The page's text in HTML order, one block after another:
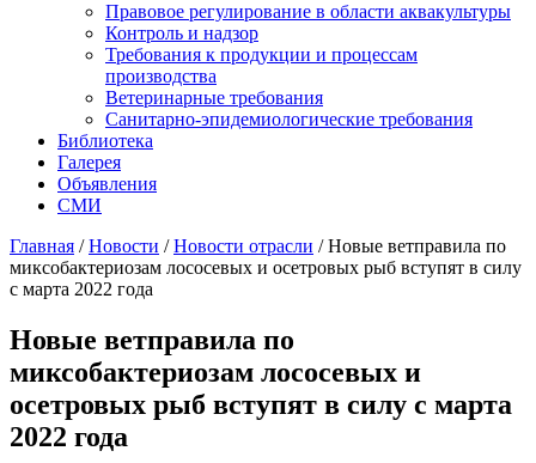
Правовое регулирование в области аквакультуры
Контроль и надзор
Требования к продукции и процессам
производства
Ветеринарные требования
Санитарно-эпидемиологические требования
Библиотека
Галерея
Объявления
СМИ
Главная /Новости /Новости отрасли /Новые ветправила по
миксобактериозам лососевых и осетровых рыб вступят в силу
с марта 2022 года
Новые ветправила по
миксобактериозам лососевых и
осетровых рыб вступят в силу с марта
2022 года